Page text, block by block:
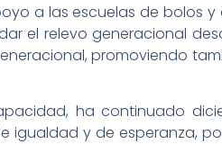
a las escuelas de bolos y
el relevo generacional
promoviendo
ha continuado
igualdad y de esperanza,